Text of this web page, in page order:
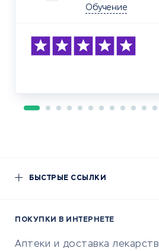
Обучение
БЫСТРЫЕ ССЫЛКИ
ПОКУПКИ В ИНТЕРНЕТЕ
Аптеки и доставка лекарств